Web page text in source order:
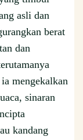
asli dan
berat
dan
mengekalkan
sinaran
kandang